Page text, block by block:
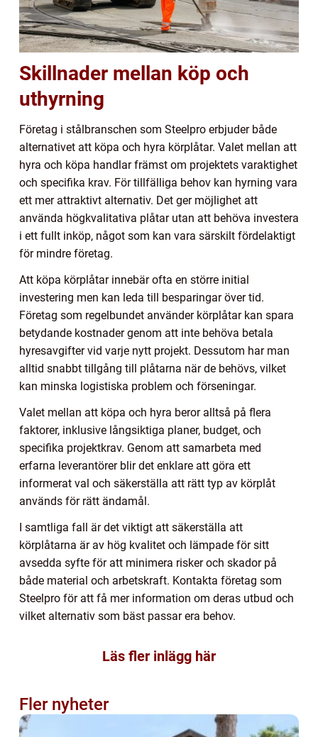
Skillnader mellan köp och
uthyrning
Företag i stålbranschen som Steelpro erbjuder både
alternativet att köpa och hyra körplåtar. Valet mellan att
hyra och köpa handlar främst om projektets varaktighet
och specifika krav. För tillfälliga behov kan hyrning vara
ett mer attraktivt alternativ. Det ger möjlighet att
använda högkvalitativa plåtar utan att behöva investera
i ett fullt inköp, något som kan vara särskilt fördelaktigt
för mindre företag.
Att köpa körplåtar innebär ofta en större initial
investering men kan leda till besparingar över tid.
Företag som regelbundet använder körplåtar kan spara
betydande kostnader genom att inte behöva betala
hyresavgifter vid varje nytt projekt. Dessutom har man
alltid snabbt tillgång till plåtarna när de behövs, vilket
kan minska logistiska problem och förseningar.
Valet mellan att köpa och hyra beror alltså på flera
faktorer, inklusive långsiktiga planer, budget, och
specifika projektkrav. Genom att samarbeta med
erfarna leverantörer blir det enklare att göra ett
informerat val och säkerställa att rätt typ av körplåt
används för rätt ändamål.
I samtliga fall är det viktigt att säkerställa att
körplåtarna är av hög kvalitet och lämpade för sitt
avsedda syfte för att minimera risker och skador på
både material och arbetskraft. Kontakta företag som
Steelpro för att få mer information om deras utbud och
vilket alternativ som bäst passar era behov.
Läs fler inlägg här
Fler nyheter